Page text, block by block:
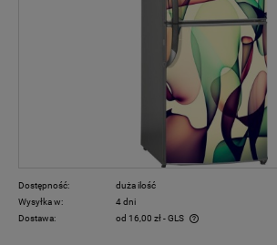
Dostępność:
duża ilość
Wysyłka w:
4 dni
Dostawa:
od 16,00 zł- GLS
Cena nie zawiera ewentualnych kosztów